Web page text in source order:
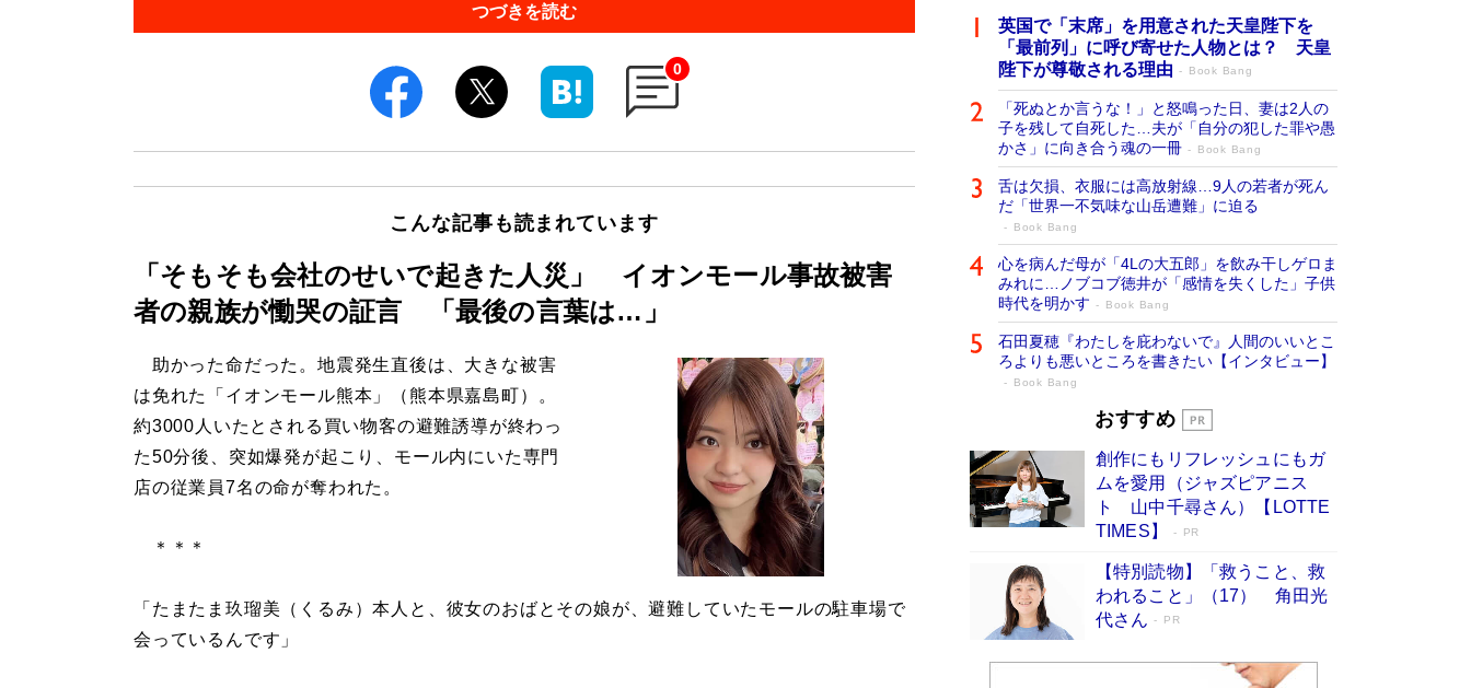
つづきを読む
0
こんな記事も読まれています
「そもそも会社のせいで起きた人災」 イオンモール事故被害
者の親族が慟哭の証言 「最後の言葉は…」
助かった命だった。地震発生直後は、大きな被害
は免れた「イオンモール熊本」（熊本県嘉島町）。
約3000人いたとされる買い物客の避難誘導が終わっ
た50分後、突如爆発が起こり、モール内にいた専門
店の従業員7名の命が奪われた。
＊＊＊
「たまたま玖瑠美（くるみ）本人と、彼女のおばとその娘が、避難していたモールの駐車場で
会っているんです」
英国で「末席」を用意された天皇陛下を
「最前列」に呼び寄せた人物とは？ 天皇
陛下が尊敬される理由
Book Bang
「死ぬとか言うな！」と怒鳴った日、妻は2人の
子を残して自死した…夫が「自分の犯した罪や愚
かさ」に向き合う魂の一冊
Book Bang
舌は欠損、衣服には高放射線…9人の若者が死ん
だ「世界一不気味な山岳遭難」に迫る
Book Bang
心を病んだ母が「4Lの大五郎」を飲み干しゲロま
みれに…ノブコブ徳井が「感情を失くした」子供
時代を明かす
Book Bang
石田夏穂『わたしを庇わないで』人間のいいとこ
ろよりも悪いところを書きたい【インタビュー】
Book Bang
73歳でも働くしかない 「老後レス時代」
「なんで？ そんな馬鹿な……」90歳になった作
家・阿刀田高さんが、ひとり暮らしの生活を明か
す
Book Bang
グに『容疑者Xの献身』『白夜行』など代表作が
並ぶ［文庫ベストセラー］
Book Bang
和田秀樹の70代、80代向け新書がベスト3を独
おすすめ
創作にもリフレッシュにもガ
ムを愛用（ジャズピアニス
ト 山中千尋さん）【LOTTE
TIMES】
PR
【特別読物】「救うこと、救
われること」（17） 角田光
代さん
PR